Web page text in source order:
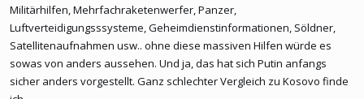
Militärhilfen, Mehrfachraketenwerfer, Panzer,
Luftverteidigungsssysteme, Geheimdienstinformationen, Söldner,
Satellitenaufnahmen usw.. ohne diese massiven Hilfen würde es
sowas von anders aussehen. Und ja, das hat sich Putin anfangs
sicher anders vorgestellt. Ganz schlechter Vergleich zu Kosovo finde